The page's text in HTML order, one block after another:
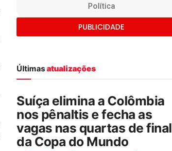
Política
PUBLICIDADE
Últimasatualizações
Suíça elimina a Colômbia
nos pênaltis e fecha as
vagas nas quartas de final
da Copa do Mundo